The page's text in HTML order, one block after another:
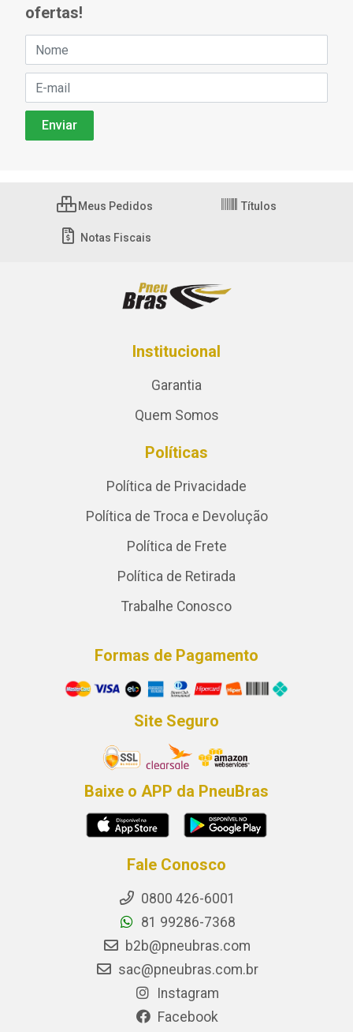
ofertas!
Meus Pedidos Títulos
Notas Fiscais
Institucional
Garantia
Quem Somos
Políticas
Política de Privacidade
Política de Troca e Devolução
Política de Frete
Política de Retirada
Trabalhe Conosco
Formas de Pagamento
Site Seguro
Baixe o APP da PneuBras
Fale Conosco
0800 426-6001
81 99286-7368
b2b@pneubras.com
sac@pneubras.com.br
Instagram
Facebook